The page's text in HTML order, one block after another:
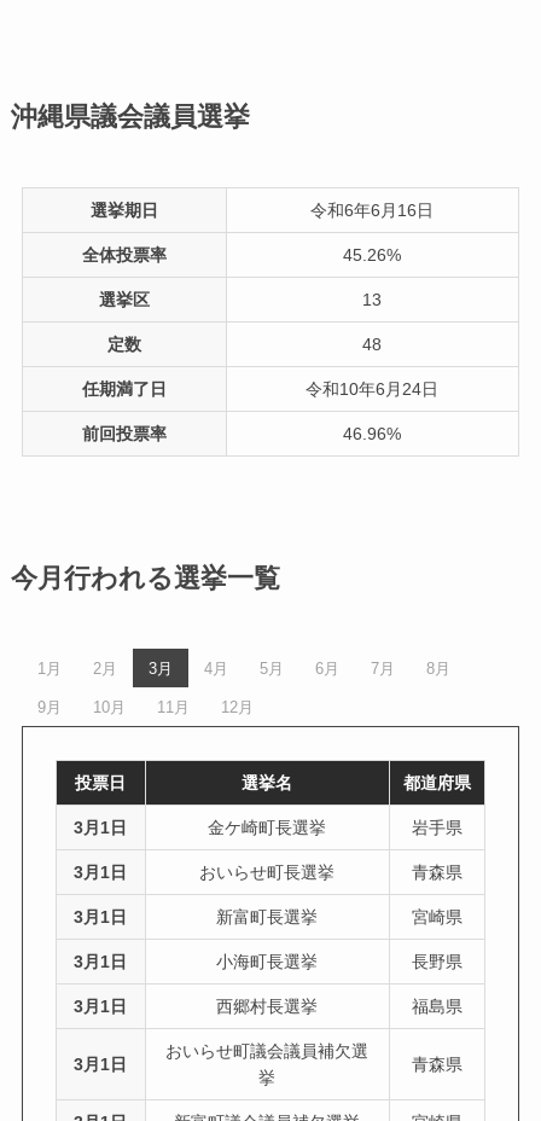
沖縄県議会議員選挙
選挙期日 令和6年6月16日
全体投票率 45.26%
選挙区 13
定数 48
任期満了日 令和10年6月24日
前回投票率 46.96%
今月行われる選挙一覧
1月 2月 3月 4月 5月 6月 7月 8月
9月 10月 11月 12月
投票日 選挙名 都道府県
3月1日 金ケ崎町長選挙 岩手県
3月1日 おいらせ町長選挙 青森県
3月1日 新富町長選挙 宮崎県
3月1日 小海町長選挙 長野県
3月1日 西郷村長選挙 福島県
3月1日
おいらせ町議会議員補欠選
挙
青森県